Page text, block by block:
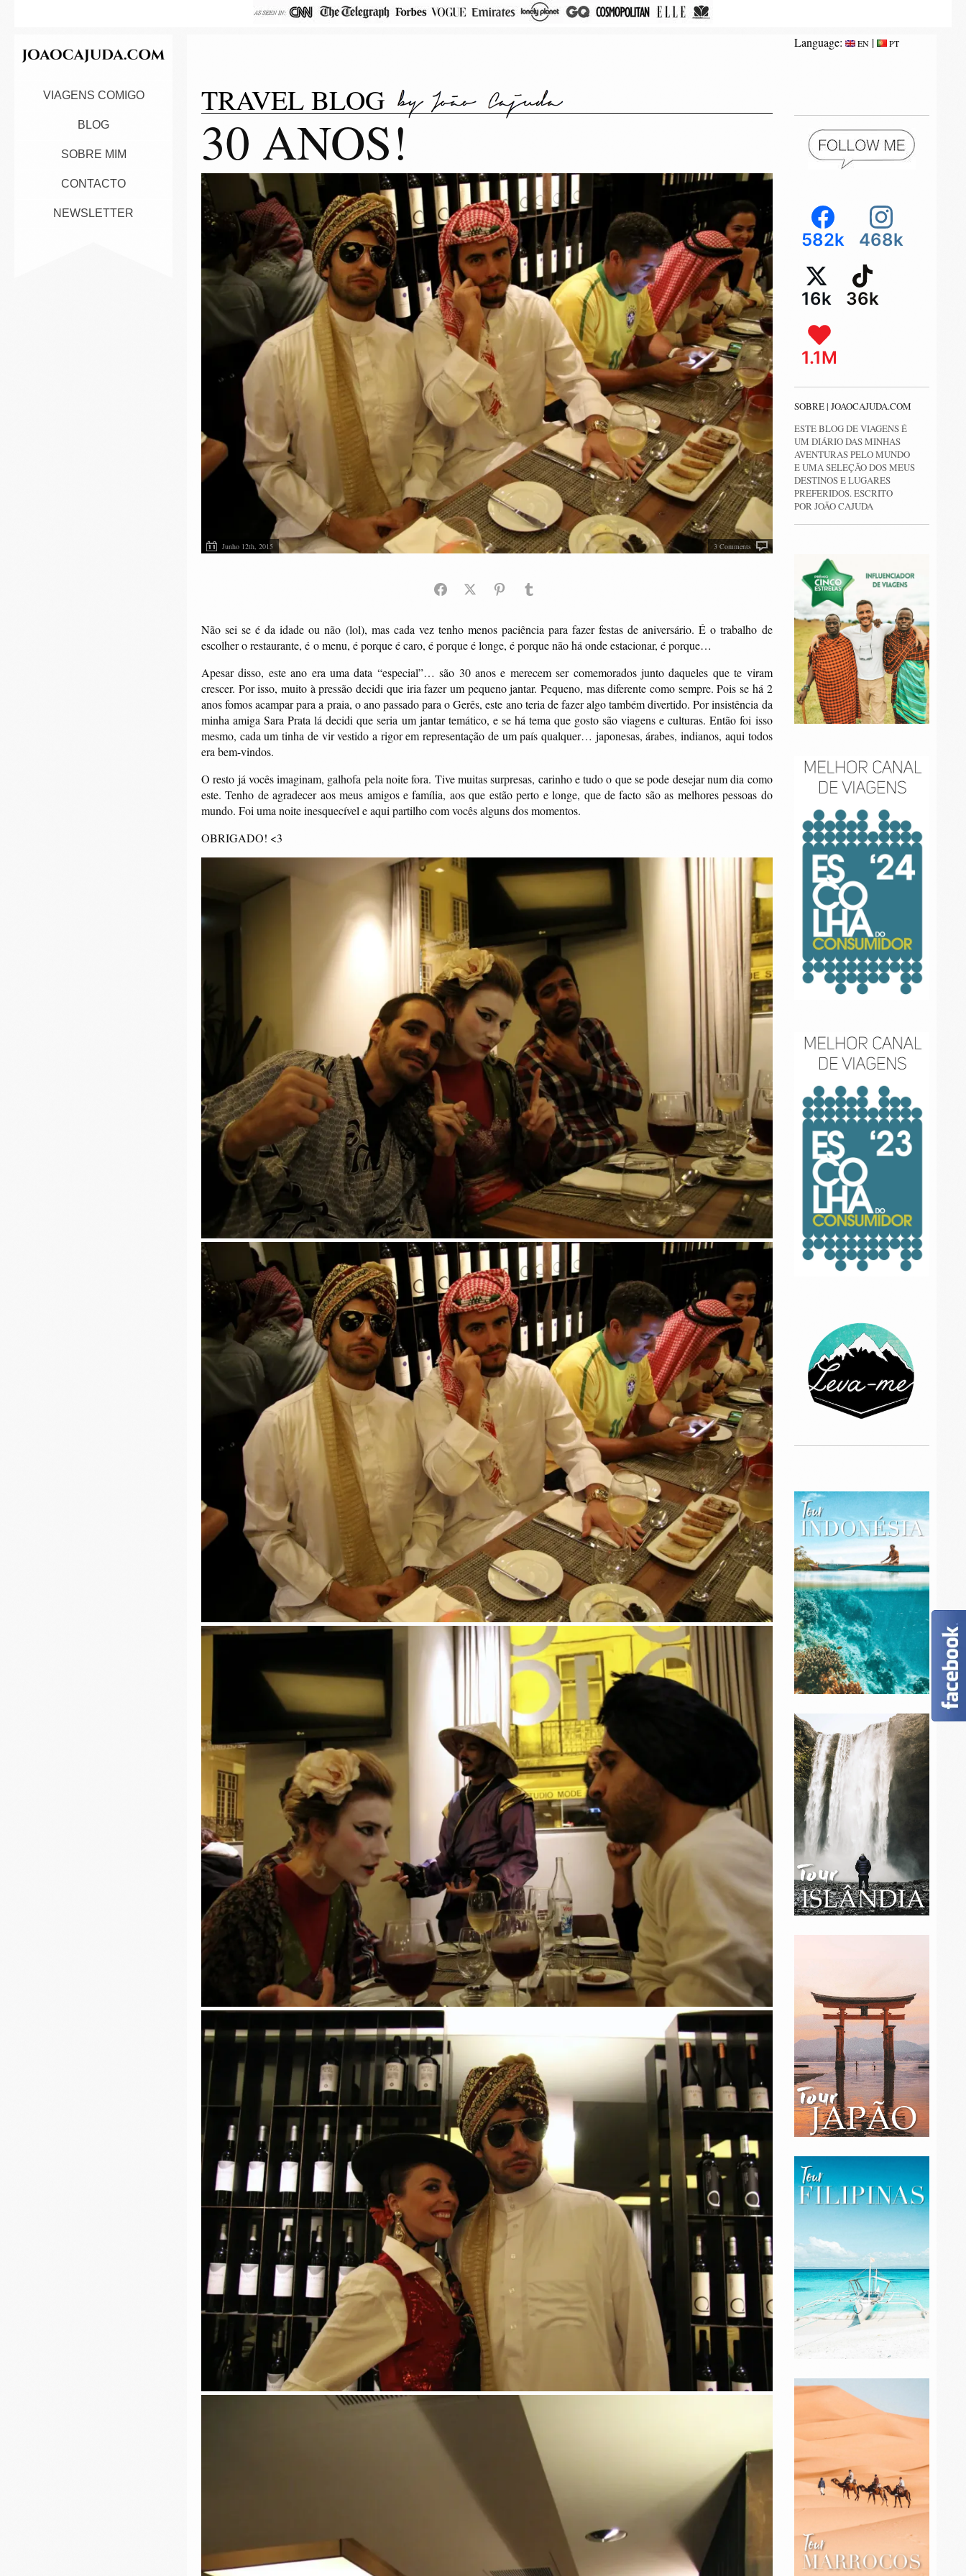
VIAGENS COMIGO
BLOG
SOBRE MIM
CONTACTO
NEWSLETTER
TRAVEL BLOG
30 ANOS!
Junho 12th, 2015 3 Comments
Não sei se é da idade ou não (lol), mas cada vez tenho menos paciência para fazer festas de aniversário. É o trabalho de
escolher o restaurante, é o menu, é porque é caro, é porque é longe, é porque não há onde estacionar, é porque…
Apesar disso, este ano era uma data “especial”… são 30 anos e merecem ser comemorados junto daqueles que te viram
crescer. Por isso, muito à pressão decidi que iria fazer um pequeno jantar. Pequeno, mas diferente como sempre. Pois se há 2
anos fomos acampar para a praia, o ano passado para o Gerês, este ano teria de fazer algo também divertido. Por insistência da
minha amiga Sara Prata lá decidi que seria um jantar temático, e se há tema que gosto são viagens e culturas. Então foi isso
mesmo, cada um tinha de vir vestido a rigor em representação de um país qualquer… japonesas, árabes, indianos, aqui todos
era bem-vindos.
O resto já vocês imaginam, galhofa pela noite fora. Tive muitas surpresas, carinho e tudo o que se pode desejar num dia como
este. Tenho de agradecer aos meus amigos e família, aos que estão perto e longe, que de facto são as melhores pessoas do
mundo. Foi uma noite inesquecível e aqui partilho com vocês alguns dos momentos.
OBRIGADO! <3
Language: EN| PT
582k 468k
16k 36k
1.1M
SOBRE | JOAOCAJUDA.COM
ESTE BLOG DE VIAGENS É
UM DIÁRIO DAS MINHAS
AVENTURAS PELO MUNDO
E UMA SELEÇÃO DOS MEUS
DESTINOS E LUGARES
PREFERIDOS. ESCRITO
POR JOÃO CAJUDA